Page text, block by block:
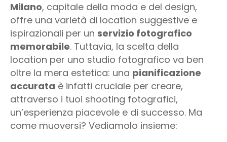
Milano, capitale della moda e del design,
offre una varietà di location suggestive e
ispirazionali per un servizio fotografico
memorabile. Tuttavia, la scelta della
location per uno studio fotografico va ben
oltre la mera estetica: una pianificazione
accurata è infatti cruciale per creare,
attraverso i tuoi shooting fotografici,
un’esperienza piacevole e di successo. Ma
come muoversi? Vediamolo insieme: